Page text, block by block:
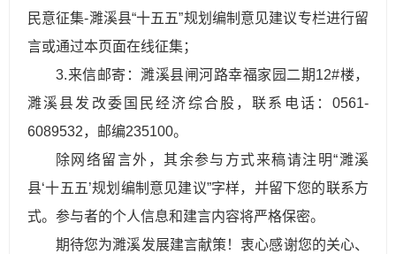
民意征集-濉溪县“十五五”规划编制意见建议专栏进行留
言或通过本页面在线征集；
3.来信邮寄：濉溪县闸河路幸福家园二期12#楼，
濉溪县发改委国民经济综合股，联系电话：0561-
6089532，邮编235100。
除网络留言外，其余参与方式来稿请注明“濉溪
县‘十五五’规划编制意见建议”字样，并留下您的联系方
式。参与者的个人信息和建言内容将严格保密。
期待您为濉溪发展建言献策！衷心感谢您的关心、